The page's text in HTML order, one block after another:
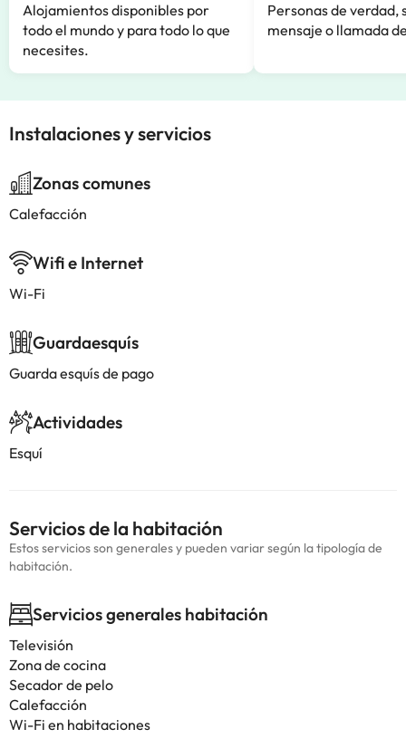
Alojamientos disponibles por
todo el mundo y para todo lo que
necesites.
Personas de verdad,
mensaje o llamada
Instalaciones y servicios
Zonas comunes
Calefacción
Wifi e Internet
Wi-Fi
Guardaesquís
Guarda esquís de pago
Actividades
Esquí
Servicios de la habitación
Estos servicios son generales y pueden variar según la tipología de
habitación.
Servicios generales habitación
Televisión
Zona de cocina
Secador de pelo
Calefacción
Wi-Fi en habitaciones